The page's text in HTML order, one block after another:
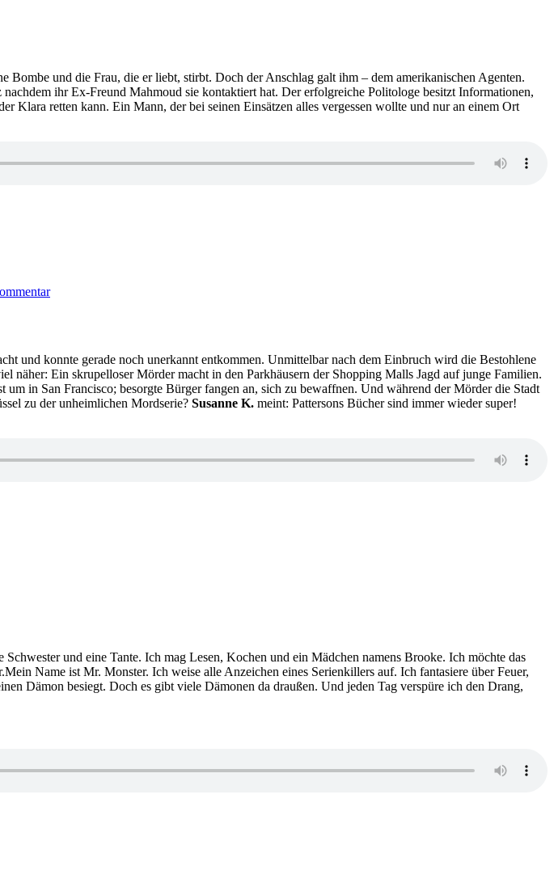
Teufels
und die Frau, die er liebt, stirbt. Doch der Anschlag galt ihm – dem amerikanischen Agenten.
ihr Ex-Freund Mahmoud sie kontaktiert hat. Der erfolgreiche Politologe besitzt Informationen,
Klara retten kann. Ein Mann, der bei seinen Einsätzen alles vergessen wollte und nur an einem Ort
Joakim
und konnte gerade noch unerkannt entkommen. Unmittelbar nach dem Einbruch wird die Bestohlene
Ein skrupelloser Mörder macht in den Parkhäusern der Shopping Malls Jagd auf junge Familien.
in San Francisco; besorgte Bürger fangen an, sich zu bewaffnen. Und während der Mörder die Stadt
zu der unheimlichen Mordserie? Susanne K. meint: Pattersons Bücher sind immer wieder super!
und eine Tante. Ich mag Lesen, Kochen und ein Mädchen namens Brooke. Ich möchte das
Name ist Mr. Monster. Ich weise alle Anzeichen eines Serienkillers auf. Ich fantasiere über Feuer,
Dämon besiegt. Doch es gibt viele Dämonen da draußen. Und jeden Tag verspüre ich den Drang,